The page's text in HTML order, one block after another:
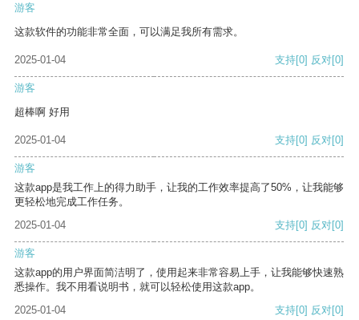
游客
这款软件的功能非常全面，可以满足我所有需求。
2025-01-04 支持[0] 反对[0]
游客
超棒啊 好用
2025-01-04 支持[0] 反对[0]
游客
这款app是我工作上的得力助手，让我的工作效率提高了50%，让我能够
更轻松地完成工作任务。
2025-01-04
支持[0] 反对[0]
游客
这款app的用户界面简洁明了，使用起来非常容易上手，让我能够快速熟
悉操作。我不用看说明书，就可以轻松使用这款app。
2025-01-04
支持[0] 反对[0]